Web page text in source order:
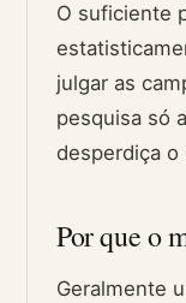
O suficiente
julgar as
pesquisa só
desperdiça
Por que o
Geralmente